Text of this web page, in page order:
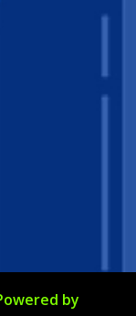
by